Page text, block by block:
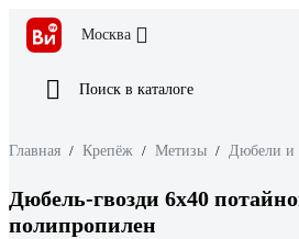
Москва
Поиск в каталоге
Главная / Крепёж / Метизы / Дюбели и
Дюбель-гвозди 6х40
полипропилен